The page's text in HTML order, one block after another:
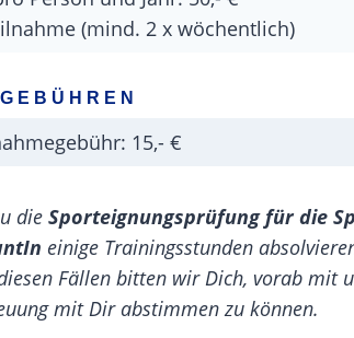
(mind. 2 x wöchentlich)
15,- €
die Sporteignungsprüfung für die
einige Trainingsstunden
Fällen bitten wir Dich, vorab mit
mit Dir abstimmen zu können.